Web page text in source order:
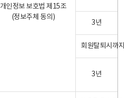
개인정보 보호법 제15조
(정보주체 동의)
3년
회원탈퇴시까
3년